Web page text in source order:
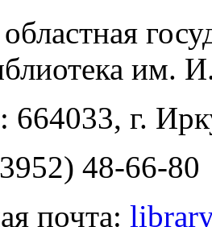
им.
664033, г.
48-66-80
почта: